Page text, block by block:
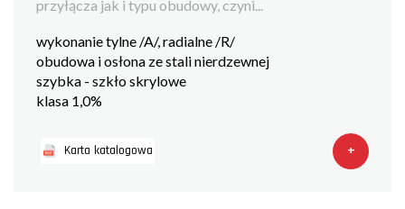
przyłącza jak i typu obudowy, czyni...
wykonanie tylne /A/, radialne /R/
obudowa i osłona ze stali nierdzewnej
szybka - szkło skrylowe
klasa 1,0%
Karta katalogowa +